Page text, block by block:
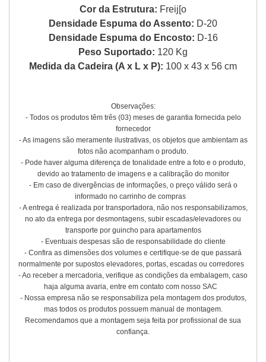
Cor da Estrutura: Freij[o
Densidade Espuma do Assento: D-20
Densidade Espuma do Encosto: D-16
Peso Suportado: 120 Kg
Medida da Cadeira (A x L x P): 100 x 43 x 56 cm
Observações:
- Todos os produtos têm três (03) meses de garantia fornecida pelo
fornecedor
- As imagens são meramente ilustrativas, os objetos que ambientam as
fotos não acompanham o produto.
- Pode haver alguma diferença de tonalidade entre a foto e o produto,
devido ao tratamento de imagens e a calibração do monitor
- Em caso de divergências de informações, o preço válido será o
informado no carrinho de compras
- A entrega é realizada por transportadora, não nos responsabilizamos,
no ato da entrega por desmontagens, subir escadas/elevadores ou
transporte por guincho para apartamentos
- Eventuais despesas são de responsabilidade do cliente
- Confira as dimensões dos volumes e certifique-se de que passará
normalmente por supostos elevadores, portas, escadas ou corredores
- Ao receber a mercadoria, verifique as condições da embalagem, caso
haja alguma avaria, entre em contato com nosso SAC
- Nossa empresa não se responsabiliza pela montagem dos produtos,
mas todos os produtos possuem manual de montagem.
Recomendamos que a montagem seja feita por profissional de sua
confiança.